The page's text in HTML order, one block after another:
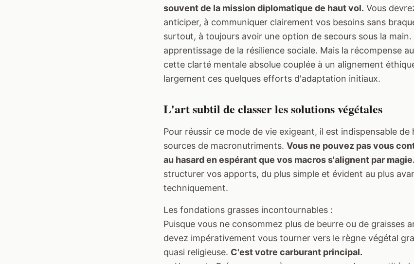
souvent de la mission diplomatique de haut vol. Vous
anticiper, à communiquer clairement vos besoins sans
surtout, à toujours avoir une option de secours sous la
apprentissage de la résilience sociale. Mais la récompense
cette clarté mentale absolue couplée à un alignement
largement ces quelques efforts d'adaptation initiaux.
L'art subtil de classer les solutions végétales
Pour réussir ce mode de vie exigeant, il est indispensable de
sources de macronutriments. Vous ne pouvez pas vous
au hasard en espérant que vos macros s'alignent par magie.
structurer vos apports, du plus simple et évident au plus
techniquement.
Les fondations grasses incontournables :
Puisque vous ne consommez plus de beurre ou de graisses
devez impérativement vous tourner vers le règne végétal
quasi religieuse. C'est votre carburant principal.